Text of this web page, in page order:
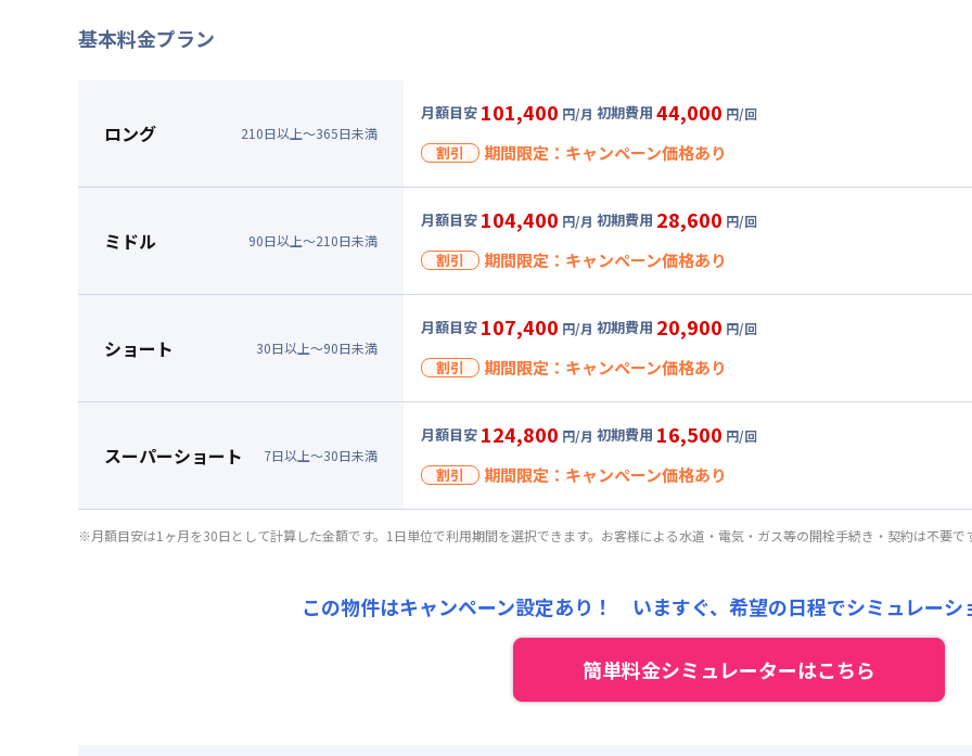
基本料金プラン
ロング 210日以上～365日未満
月額目安 101,400 円/月 初期費用 44,000 円/回
割引 期間限定：キャンペーン価格あり
入居開始日
2026年8月31日
キャンペーン価格:
95,400
▼ロング 利用時の料金詳細
賃料 : 69,000円/月 (2,300円/日)
光熱費他 : 24,000円/月 (800円/日) (税抜)
清掃料他 : 37,000円/回 (税抜)
その他費用 :
管理費
ミドル 90日以上～210日未満
月額目安 104,400 円/月 初期費用 28,600 円/回
割引 期間限定：キャンペーン価格あり
入居開始日
2026年8月31日
キャンペーン価格:
98,400
▼ミドル 利用時の料金詳細
賃料 : 72,000円/月 (2,400円/日)
光熱費他 : 24,000円/月 (800円/日) (税抜)
清掃料他 : 23,000円/回 (税抜)
管理費
6,000円/月 (200円/日)
事務手数料 : 3,000円/回 (税抜)
ショート 30日以上～90日未満
月額目安 107,400 円/月 初期費用 20,900 円/回
割引 期間限定：キャンペーン価格あり
入居開始日
2026年8月31日
キャンペーン価格:
101,400
▼ショート利用時の料金詳細
賃料 :
75,000円/月 (2,500円/日)
光熱費他 :
24,000円/月 (800円/日) (税抜)
6,000円/月 (200円/日)
スーパーショート 7日以上～30日未満
月額目安 124,800 円/月 初期費用 16,500 円/回
割引 期間限定：キャンペーン価格あり
割引
皆様に愛されて累計4000契約突破キャンペーン☆管理費 無料☆
キャンペーン価格:
月額目安118,800 円/月初期費用16,500円/回 に
スーパーショート利用時の料金詳細
月額賃料目安(30日利用)
84,000円/月 (2,800円/日) (税抜)
※月額目安は1ヶ月を30日として計算した金額です。1日単位で利用期間を選択できます。お客様による水道・電気・ガス等の開栓手続き・契約は不要です
この物件はキャンペーン設定あり！ いますぐ、 希望の日程でシミュレーシ
簡単料金シミュレーターはこちら